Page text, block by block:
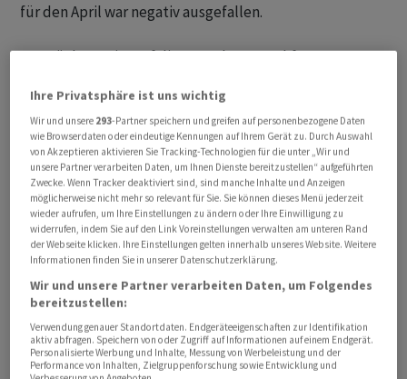
für den April war negativ ausgefallen.
Der Rückgang ist auf die gesunkene Nachfrage
der Logiernächte um deutliche 5,8 Prozent. Auch das
klare Plus bei den einheimischen Gästen von 5,2 Prozent
konnte dies nicht wettmachen.
Asien deutlich schwächer
Bei den ausländischen Herkunftsmärkten zeigte sich im
April ein sehr unterschiedliches Bild. Besonders stark
rückläufig war die Nachfrage aus Asien: Die Zahl der
Logiernächte sank gegenüber dem Vorjahresmonat um
29 Prozent.
Vor allem aus den Golf-Staaten reisten vor dem
Ihre Privatsphäre ist uns wichtig
Wir und unsere 293-Partner speichern und greifen auf personenbezogene Daten
wie Browserdaten oder eindeutige Kennungen auf Ihrem Gerät zu. Durch Auswahl
von Akzeptieren aktivieren Sie Tracking-Technologien für die unter „Wir und
unsere Partner verarbeiten Daten, um Ihnen Dienste bereitzustellen“ aufgeführten
Zwecke. Wenn Tracker deaktiviert sind, sind manche Inhalte und Anzeigen
möglicherweise nicht mehr so relevant für Sie. Sie können dieses Menü jederzeit
wieder aufrufen, um Ihre Einstellungen zu ändern oder Ihre Einwilligung zu
widerrufen, indem Sie auf den Link Voreinstellungen verwalten am unteren Rand
der Webseite klicken. Ihre Einstellungen gelten innerhalb unseres Website. Weitere
Informationen finden Sie in unserer Datenschutzerklärung.
Wir und unsere Partner verarbeiten Daten, um Folgendes
bereitzustellen:
Verwendung genauer Standortdaten. Endgeräteeigenschaften zur Identifikation
aktiv abfragen. Speichern von oder Zugriff auf Informationen auf einem Endgerät.
Personalisierte Werbung und Inhalte, Messung von Werbeleistung und der
Performance von Inhalten, Zielgruppenforschung sowie Entwicklung und